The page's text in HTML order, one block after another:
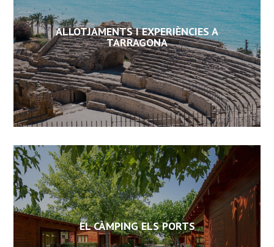
ALLOTJAMENTS I EXPERIÈNCIES A
TARRAGONA
EL CÀMPING ELS PORTS